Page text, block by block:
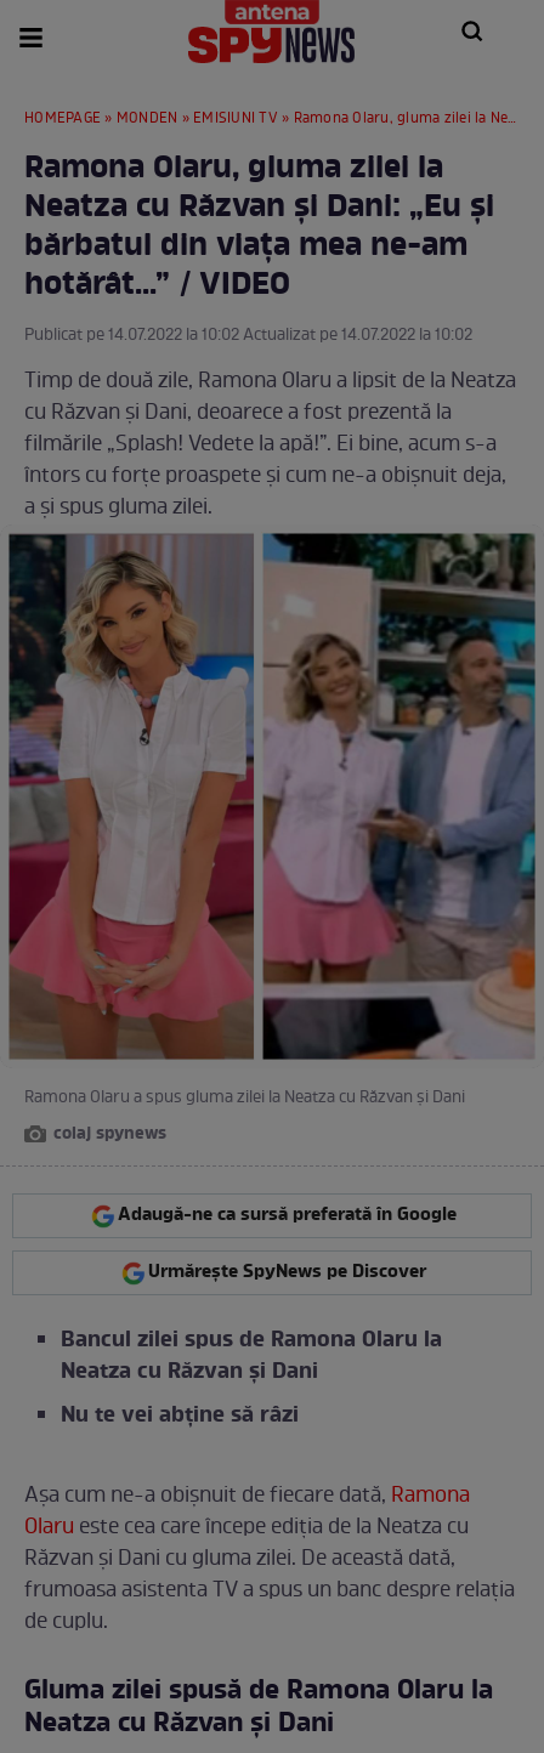
HOMEPAGE » MONDEN » EMISIUNI TV » Ramona Olaru, gluma zilei la Neatza cu Răzvan și Dani: „Eu și bărbatul din viața mea ne-am hotărât...” / VIDEO
Ramona Olaru, gluma zilei la
Neatza cu Răzvan și Dani: „Eu și
bărbatul din viața mea ne-am
hotărât...” / VIDEO
Publicat pe 14.07.2022 la 10:02 Actualizat pe 14.07.2022 la 10:02
Timp de două zile, Ramona Olaru a lipsit de la Neatza
cu Răzvan și Dani, deoarece a fost prezentă la
filmările „Splash! Vedete la apă!”. Ei bine, acum s-a
întors cu forțe proaspete și cum ne-a obișnuit deja,
a și spus gluma zilei.
Ramona Olaru a spus gluma zilei la Neatza cu Răzvan și Dani
colaj spynews
Adaugă-ne ca sursă preferată în Google
Urmărește SpyNews pe Discover
Bancul zilei spus de Ramona Olaru la
Neatza cu Răzvan și Dani
Nu te vei abține să râzi
Așa cum ne-a obișnuit de fiecare dată, Ramona
Olaru este cea care începe ediția de la Neatza cu
Răzvan și Dani cu gluma zilei. De această dată,
frumoasa asistenta TV a spus un banc despre relația
de cuplu.
Gluma zilei spusă de Ramona Olaru la
Neatza cu Răzvan și Dani